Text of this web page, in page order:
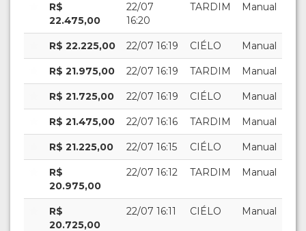
R$
22.475,00
22/07
16:20
TARDIM Manual
R$ 22.225,00 22/07 16:19 CIÉLO Manual
R$ 21.975,00 22/07 16:19 TARDIM Manual
R$ 21.725,00 22/07 16:19 CIÉLO Manual
R$ 21.475,00 22/07 16:16 TARDIM Manual
R$ 21.225,00 22/07 16:15 CIÉLO Manual
R$
20.975,00
22/07 16:12 TARDIM Manual
R$
20.725,00
22/07 16:11 CIÉLO Manual